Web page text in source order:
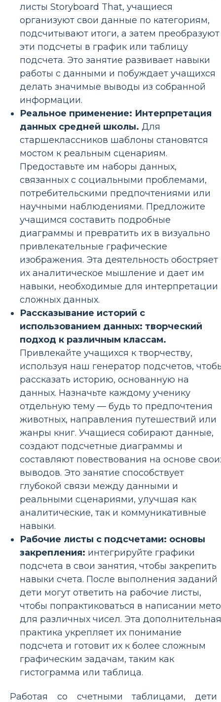
листы Storyboard That, учащиеся
организуют свои данные по категориям,
подсчитывают итоги, а затем преобразуют
эти подсчеты в график или таблицу
подсчета. Это занятие развивает навыки
работы с данными и побуждает учащихся
делать значимые выводы из собранной
информации.
Реальное применение: Интерпретация
данных средней школы. Для
старшеклассников шаблоны становятся
мостом к реальным сценариям.
Предоставьте им наборы данных,
связанных с социальными проблемами,
потребительскими предпочтениями или
научными наблюдениями. Предложите
учащимся составить подробные
диаграммы и превратить их в визуально
привлекательные графические
изображения. Эта деятельность обостряет
их аналитическое мышление и дает им
навыки, необходимые для интерпретации
сложных данных.
Рассказывание историй с
использованием данных: творческий
подход к различным классам.
Привлекайте учащихся к творчеству,
используя наш генератор подсчетов,
рассказать историю, основанную на
данных. Назначьте каждому ученику
отдельную тему — будь то предпочтения
животных, направления путешествий или
жанры книг. Учащиеся собирают данные,
создают подсчетные диаграммы и
составляют повествования на основе
выводов. Это занятие способствует
глубокой связи между данными и
реальными сценариями, улучшая как
аналитические, так и коммуникативные
навыки.
Рабочие листы с подсчетами: основы
закрепления: интегрируйте графики
подсчета в свои занятия, чтобы закрепить
навыки счета. После выполнения заданий
дети могут ответить на рабочие листы,
чтобы попрактиковаться в написании
для различных чисел. Эта дополнительная
практика укрепляет их понимание
подсчета и готовит их к более сложным
графическим задачам, таким как
гистограмма или таблица.
Работая со счетными таблицами, дети